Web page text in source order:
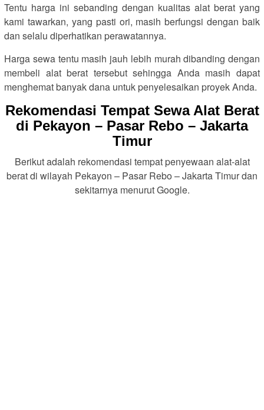
Tentu harga ini sebanding dengan kualitas alat berat yang
kami tawarkan, yang pasti ori, masih berfungsi dengan baik
dan selalu diperhatikan perawatannya.
Harga sewa tentu masih jauh lebih murah dibanding dengan
membeli alat berat tersebut sehingga Anda masih dapat
menghemat banyak dana untuk penyelesaikan proyek Anda.
Rekomendasi Tempat Sewa Alat Berat
di Pekayon – Pasar Rebo – Jakarta
Timur
Berikut adalah rekomendasi tempat penyewaan alat-alat
berat di wilayah Pekayon – Pasar Rebo – Jakarta Timur dan
sekitarnya menurut Google.